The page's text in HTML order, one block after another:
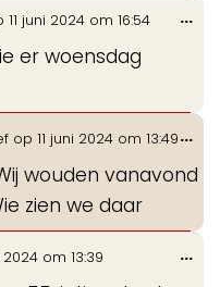
11 juni 2024 om 16:54
er woensdag
...
op 11 juni 2024 om 13:49
wouden vanavond
zien we daar
...
2024 om 13:39 ...